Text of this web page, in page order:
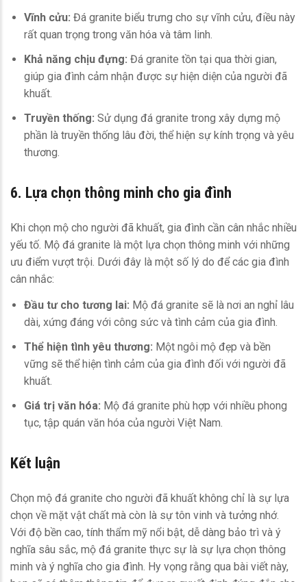
Vĩnh cửu: Đá granite biểu trưng cho sự vĩnh cửu, điều này
rất quan trọng trong văn hóa và tâm linh.
Khả năng chịu đựng: Đá granite tồn tại qua thời gian,
giúp gia đình cảm nhận được sự hiện diện của người đã
khuất.
Truyền thống: Sử dụng đá granite trong xây dựng mộ
phần là truyền thống lâu đời, thể hiện sự kính trọng và yêu
thương.
6. Lựa chọn thông minh cho gia đình
Khi chọn mộ cho người đã khuất, gia đình cần cân nhắc nhiều
yếu tố. Mộ đá granite là một lựa chọn thông minh với những
ưu điểm vượt trội. Dưới đây là một số lý do để các gia đình
cân nhắc:
Đầu tư cho tương lai: Mộ đá granite sẽ là nơi an nghỉ lâu
dài, xứng đáng với công sức và tình cảm của gia đình.
Thể hiện tình yêu thương: Một ngôi mộ đẹp và bền
vững sẽ thể hiện tình cảm của gia đình đối với người đã
khuất.
Giá trị văn hóa: Mộ đá granite phù hợp với nhiều phong
tục, tập quán văn hóa của người Việt Nam.
Kết luận
Chọn mộ đá granite cho người đã khuất không chỉ là sự lựa
chọn về mặt vật chất mà còn là sự tôn vinh và tưởng nhớ.
Với độ bền cao, tính thẩm mỹ nổi bật, dễ dàng bảo trì và ý
nghĩa sâu sắc, mộ đá granite thực sự là sự lựa chọn thông
minh và ý nghĩa cho gia đình. Hy vọng rằng qua bài viết này,